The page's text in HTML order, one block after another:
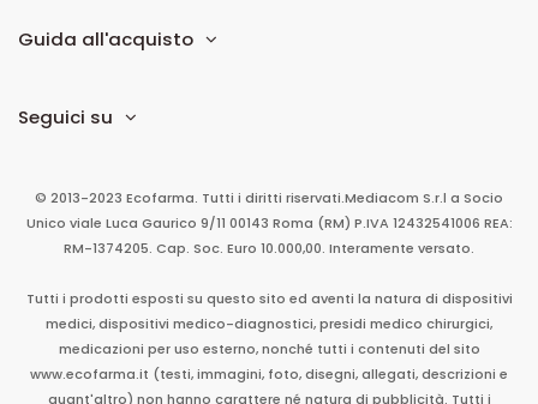
Guida all'acquisto
Seguici su
© 2013-2023 Ecofarma. Tutti i diritti riservati.Mediacom S.r.l a Socio
Unico viale Luca Gaurico 9/11 00143 Roma (RM) P.IVA 12432541006 REA:
RM-1374205. Cap. Soc. Euro 10.000,00. Interamente versato.
Tutti i prodotti esposti su questo sito ed aventi la natura di dispositivi
medici, dispositivi medico-diagnostici, presidi medico chirurgici,
medicazioni per uso esterno, nonché tutti i contenuti del sito
www.ecofarma.it (testi, immagini, foto, disegni, allegati, descrizioni e
quant'altro) non hanno carattere né natura di pubblicità. Tutti i